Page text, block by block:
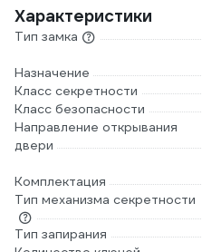
Характеристики
Тип замка
Назначение
Класс секретности
Класс безопасности
Направление открывания
двери
Комплектация
Тип механизма секретности
Тип запирания